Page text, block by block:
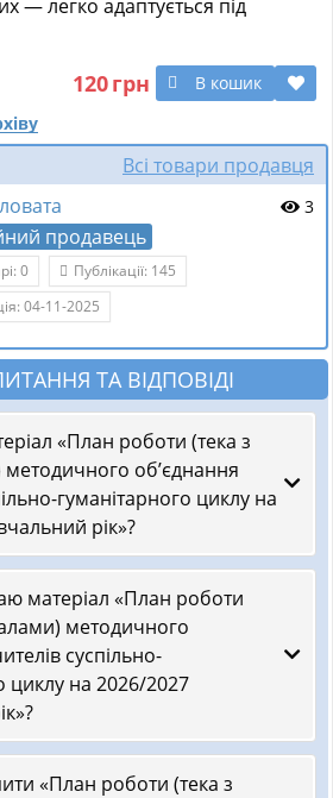
— легко адаптується під
120грн В кошик
Всі товари продавця
продавець
3
0
Публікації: 145
04-11-2025
ТА ВІДПОВІДІ
«План роботи (тека з
об’єднання
гуманітарного циклу на
рік»?
матеріал «План роботи
методичного
суспільно-
циклу на 2026/2027
«План роботи (тека з